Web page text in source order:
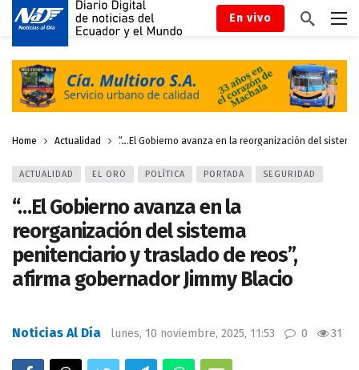
En vivo
Home Actualidad “…El Gobierno avanza en la reorganización del
ACTUALIDAD EL ORO POLÍTICA PORTADA SEGURIDAD
“…El Gobierno avanza en la
reorganización del sistema
penitenciario y traslado de reos”,
afirma gobernador Jimmy Blacio
Noticias Al Día lunes, 10 noviembre, 2025, 11:53 0 31